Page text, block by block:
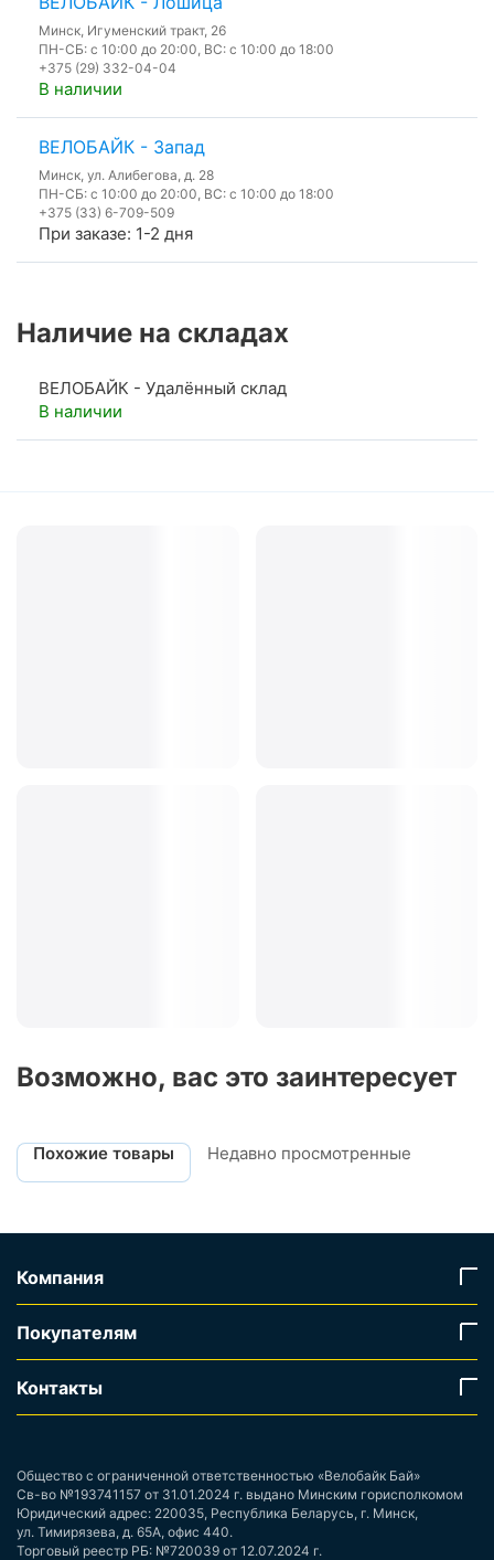
Минск, Игуменский тракт, 26
ПН-СБ: с 10:00 до 20:00, ВС: с 10:00 до 18:00
+375 (29) 332-04-04
В наличии
ВЕЛОБАЙК - Запад
Минск, ул. Алибегова, д. 28
ПН-СБ: с 10:00 до 20:00, ВС: с 10:00 до 18:00
+375 (33) 6-709-509
При заказе: 1-2 дня
Наличие на складах
ВЕЛОБАЙК - Удалённый склад
В наличии
Возможно, вас это заинтересует
Похожие товары Недавно просмотренные
Компания
Покупателям
Контакты
Общество с ограниченной ответственностью «Велобайк Бай»
Св-во №193741157 от 31.01.2024 г. выдано Минским горисполкомом
Юридический адрес: 220035, Республика Беларусь, г. Минск,
ул. Тимирязева, д. 65А, офис 440.
Торговый реестр РБ: №720039 от 12.07.2024 г.